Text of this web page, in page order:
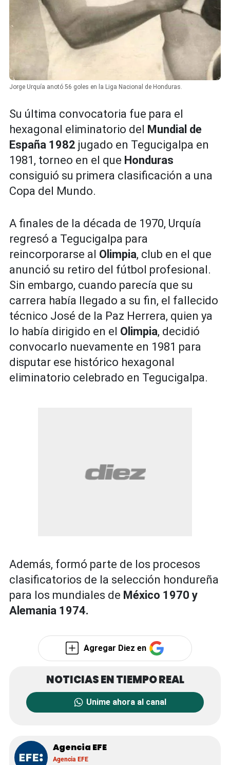
Jorge Urquía anotó 56 goles en la Liga Nacional de Honduras.
Su última convocatoria fue para el
hexagonal eliminatorio del
Mundial de
España 1982 jugado en Tegucigalpa en
1981, torneo en el que Honduras
consiguió su primera clasificación a una
Copa del Mundo.
A finales de la década de 1970, Urquía
regresó a Tegucigalpa para
reincorporarse al Olimpia, club en el que
anunció su retiro del fútbol profesional.
Sin embargo, cuando parecía que su
carrera había llegado a su fin, el fallecido
técnico José de la Paz Herrera, quien ya
lo había dirigido en el Olimpia, decidió
convocarlo nuevamente en 1981 para
disputar ese histórico hexagonal
eliminatorio celebrado en Tegucigalpa.
Además, formó parte de los procesos
clasificatorios de la selección hondureña
para los mundiales de México 1970 y
Alemania 1974.
Agregar Diez en
Unime ahora al canal
Agencia EFE
Agencia EFE